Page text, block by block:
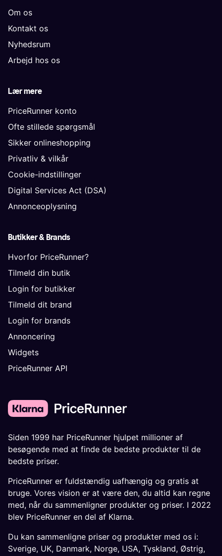
Om os
Kontakt os
Nyhedsrum
Arbejd hos os
Lær mere
PriceRunner konto
Ofte stillede spørgsmål
Sikker onlineshopping
Privatliv & vilkår
Cookie-indstillinger
Digital Services Act (DSA)
Annonceoplysning
Butikker & Brands
Hvorfor PriceRunner?
Tilmeld din butik
Login for butikker
Tilmeld dit brand
Login for brands
Annoncering
Widgets
PriceRunner API
Siden 1999 har PriceRunner hjulpet millioner af
besøgende med at finde de bedste produkter til de
bedste priser.
PriceRunner er fuldstændig uafhængig og gratis at
bruge. Vores vision er at være den, du altid kan regne
med, når du sammenligner produkter og priser. I 2022
blev PriceRunner en del af Klarna.
Du kan sammenligne priser og produkter med os i:
Sverige, UK, Danmark, Norge, USA, Tyskland, Østrig,